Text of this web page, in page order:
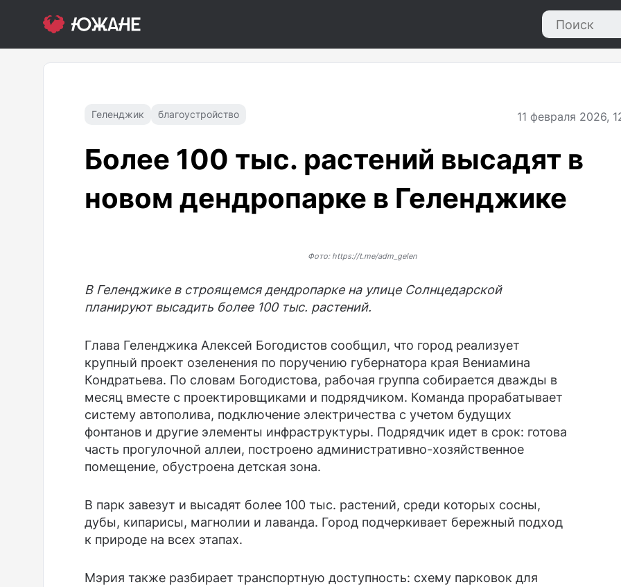
Геленджик благоустройство 11 февраля 2026,
Более 100 тыс. растений высадят в
новом дендропарке в Геленджике
Фото: https://t.me/adm_gelen
В Геленджике в строящемся дендропарке на улице Солнцедарской
планируют высадить более 100 тыс. растений.
Глава Геленджика Алексей Богодистов сообщил, что город реализует
крупный проект озеленения по поручению губернатора края Вениамина
Кондратьева. По словам Богодистова, рабочая группа собирается дважды в
месяц вместе с проектировщиками и подрядчиком. Команда прорабатывает
систему автополива, подключение электричества с учетом будущих
фонтанов и другие элементы инфраструктуры. Подрядчик идет в срок: готова
часть прогулочной аллеи, построено административно-хозяйственное
помещение, обустроена детская зона.
В парк завезут и высадят более 100 тыс. растений, среди которых сосны,
дубы, кипарисы, магнолии и лаванда. Город подчеркивает бережный подход
к природе на всех этапах.
Мэрия также разбирает транспортную доступность: схему парковок для